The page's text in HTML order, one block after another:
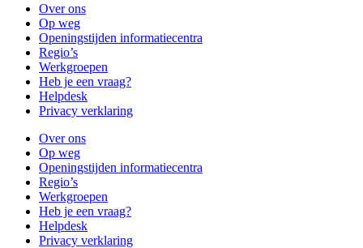
Over ons
Op weg
Openingstijden informatiecentra
Regio’s
Werkgroepen
Heb je een vraag?
Helpdesk
Privacy verklaring
Over ons
Op weg
Openingstijden informatiecentra
Regio’s
Werkgroepen
Heb je een vraag?
Helpdesk
Privacy verklaring